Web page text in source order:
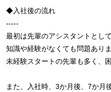
◆入社後の流れ
-----
最初は先輩のアシスタントとし
知識や経験がなくても問題あり
未経験スタートの先輩も多く、
また、入社時、3か月後、7か月